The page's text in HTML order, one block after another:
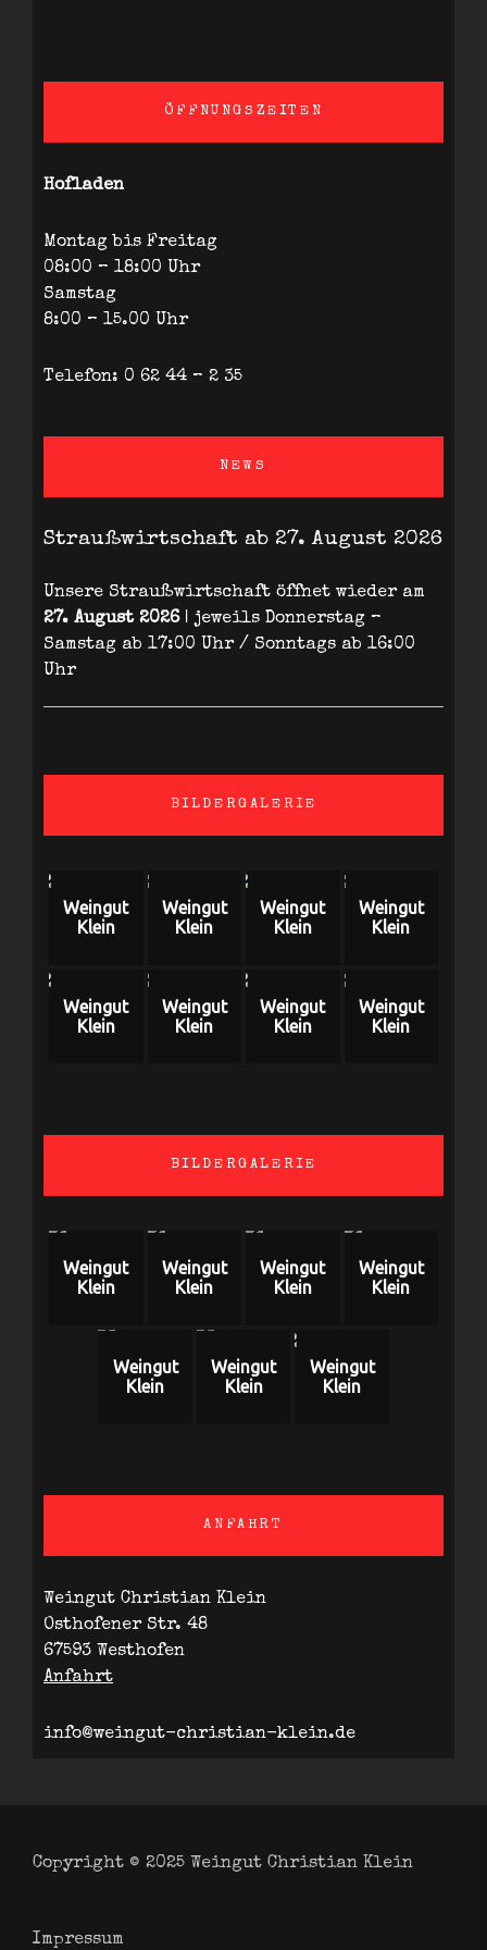
ÖFFNUNGSZEITEN
Hofladen
Montag bis Freitag
08:00 – 18:00 Uhr
Samstag
8:00 – 15.00 Uhr
Telefon: 0 62 44 – 2 35
NEWS
Straußwirtschaft ab 27. August 2026
Unsere Straußwirtschaft öffnet wieder am
27. August 2026| jeweils Donnerstag –
Samstag ab 17:00 Uhr / Sonntags ab 16:00
Uhr
BILDERGALERIE
Weingut
Klein
Weingut
Klein
Weingut
Klein
Weingut
Klein
Weingut
Klein
Weingut
Klein
Weingut
Klein
Weingut
Klein
BILDERGALERIE
Weingut
Klein
Weingut
Klein
Weingut
Klein
Weingut
Klein
Weingut
Klein
Weingut
Klein
Weingut
Klein
ANFAHRT
Weingut Christian Klein
Osthofener Str. 48
67593 Westhofen
Anfahrt
info@weingut-christian-klein.de
Copyright © 2025 Weingut Christian Klein
Impressum